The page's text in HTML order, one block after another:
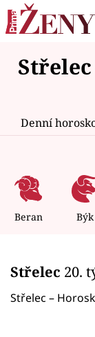
Trendy: Polabí
Témata
Celebrity
Seriály
Denní
Beran Býk
Střelec 20.
Střelec –